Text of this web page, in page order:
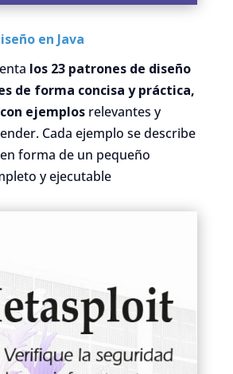
en Java
los 23 patrones de diseño
de forma concisa y práctica,
ejemplosrelevantes y
Cada ejemplo se describe
forma de un pequeño
y ejecutable